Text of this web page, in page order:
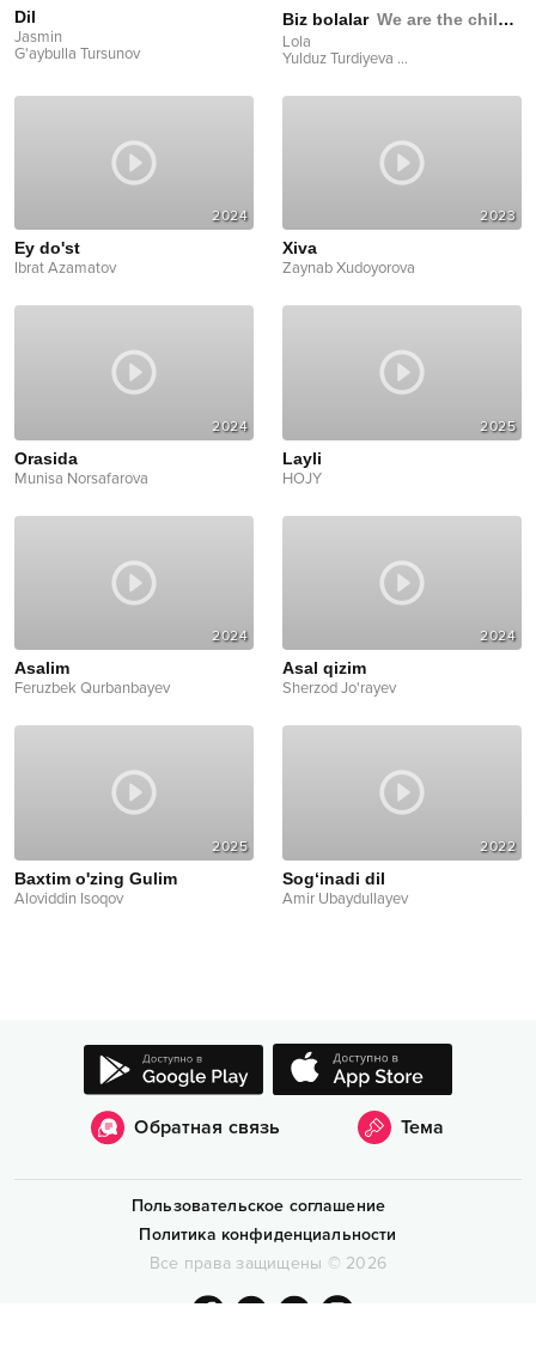
Dil
Jasmin
G'aybulla Tursunov
Biz bolalar We are the children
Lola
Yulduz Turdiyeva ...
2024
Ey do'st
Ibrat Azamatov
2023
Xiva
Zaynab Xudoyorova
2024
Orasida
Munisa Norsafarova
2025
Layli
HOJY
2024
Asalim
Feruzbek Qurbanbayev
2024
Asal qizim
Sherzod Jo'rayev
2025
Baxtim o'zing Gulim
Aloviddin Isoqov
2022
Sog‘inadi dil
Amir Ubaydullayev
Обратная связь Тема
Пользовательское соглашение
Политика конфиденциальности
Все права защищены © 2026